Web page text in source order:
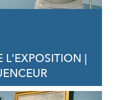
L'EXPOSITION |